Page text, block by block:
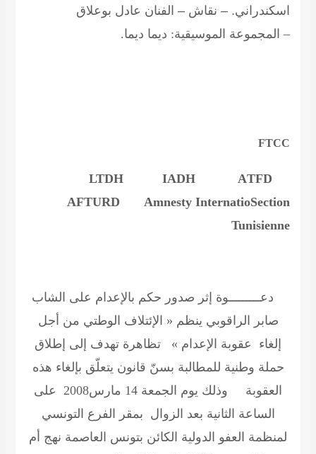
اسكندراني. – نقاش – الفنان عادل بوعلاق
– المجموعة الموسيقية: ديما ديما.
FTCC
IADH ATFD
AFTURD Amnesty InternatioSection
Tunisienne
دعـــــــــوةإثر صدور حكم بالإعدام على الشاب
صابر الراقوبي ينظم « الإئتلاف الوطتي من أجل
إلغاء عقوبة الإعدام » تظاهرة تهدف إلى إطلاق
حملة وطنية للمطالبة بسنّ قانون يتعلّق بإلغاء هذه
العقوبة
وذلك يوم الجمعة 14 مارس2008 على
الساعة الثانية بعد الزوال بمقر الفرع التونسي
لمنظمة العفو الدوليةالكائن بتونس العاصمة نهج أم